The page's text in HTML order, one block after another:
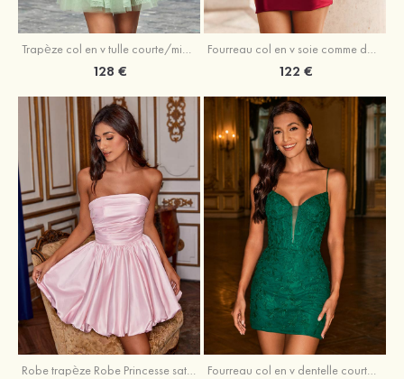
Trapèze col en v tulle courte/mini robe de fête de la rentrée avec perles
128 €
Fourreau col en v soie comme du satin courte/mini robe de fête de la rentrée avec paillettes
122 €
Robe trapèze Robe Princesse satin sans manches courte/mini robe de fête de la rentrée Fourreau col en v dentelle courte/mini robe de fête de la rentré avec perles